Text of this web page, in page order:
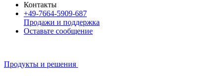
Контакты
+49-7664-5909-687
Продажи и поддержка
Оставьте сообщение
Продукты и решения